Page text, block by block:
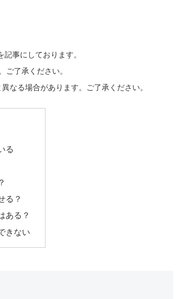
事にしております。
了承ください。
なる場合があります。ご了承ください。
る
る？
ある？
きない